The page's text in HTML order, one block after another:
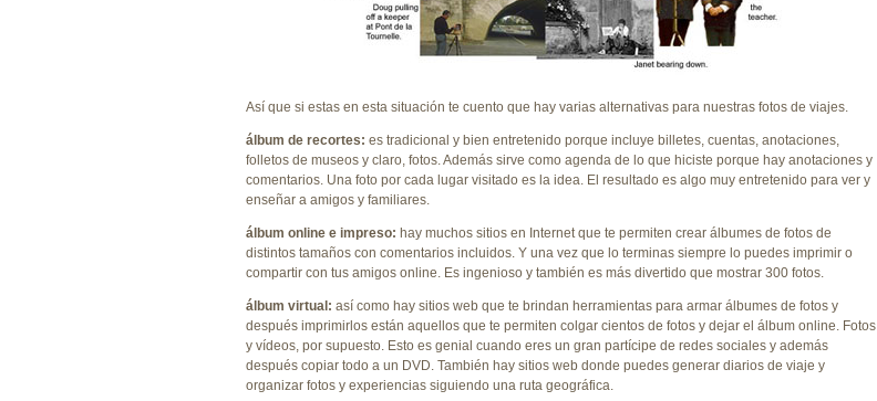
Así que si estas en esta situación te cuento que hay varias alternativas para nuestras fotos de viajes.
álbum de recortes: es tradicional y bien entretenido porque incluye billetes, cuentas, anotaciones,
folletos de museos y claro, fotos. Además sirve como agenda de lo que hiciste porque hay anotaciones y
comentarios. Una foto por cada lugar visitado es la idea. El resultado es algo muy entretenido para ver y
enseñar a amigos y familiares.
álbum online e impreso: hay muchos sitios en Internet que te permiten crear álbumes de fotos de
distintos tamaños con comentarios incluidos. Y una vez que lo terminas siempre lo puedes imprimir o
compartir con tus amigos online. Es ingenioso y también es más divertido que mostrar 300 fotos.
álbum virtual: así como hay sitios web que te brindan herramientas para armar álbumes de fotos y
después imprimirlos están aquellos que te permiten colgar cientos de fotos y dejar el álbum online. Fotos
y vídeos, por supuesto. Esto es genial cuando eres un gran partícipe de redes sociales y además
después copiar todo a un DVD. También hay sitios web donde puedes generar diarios de viaje y
organizar fotos y experiencias siguiendo una ruta geográfica.